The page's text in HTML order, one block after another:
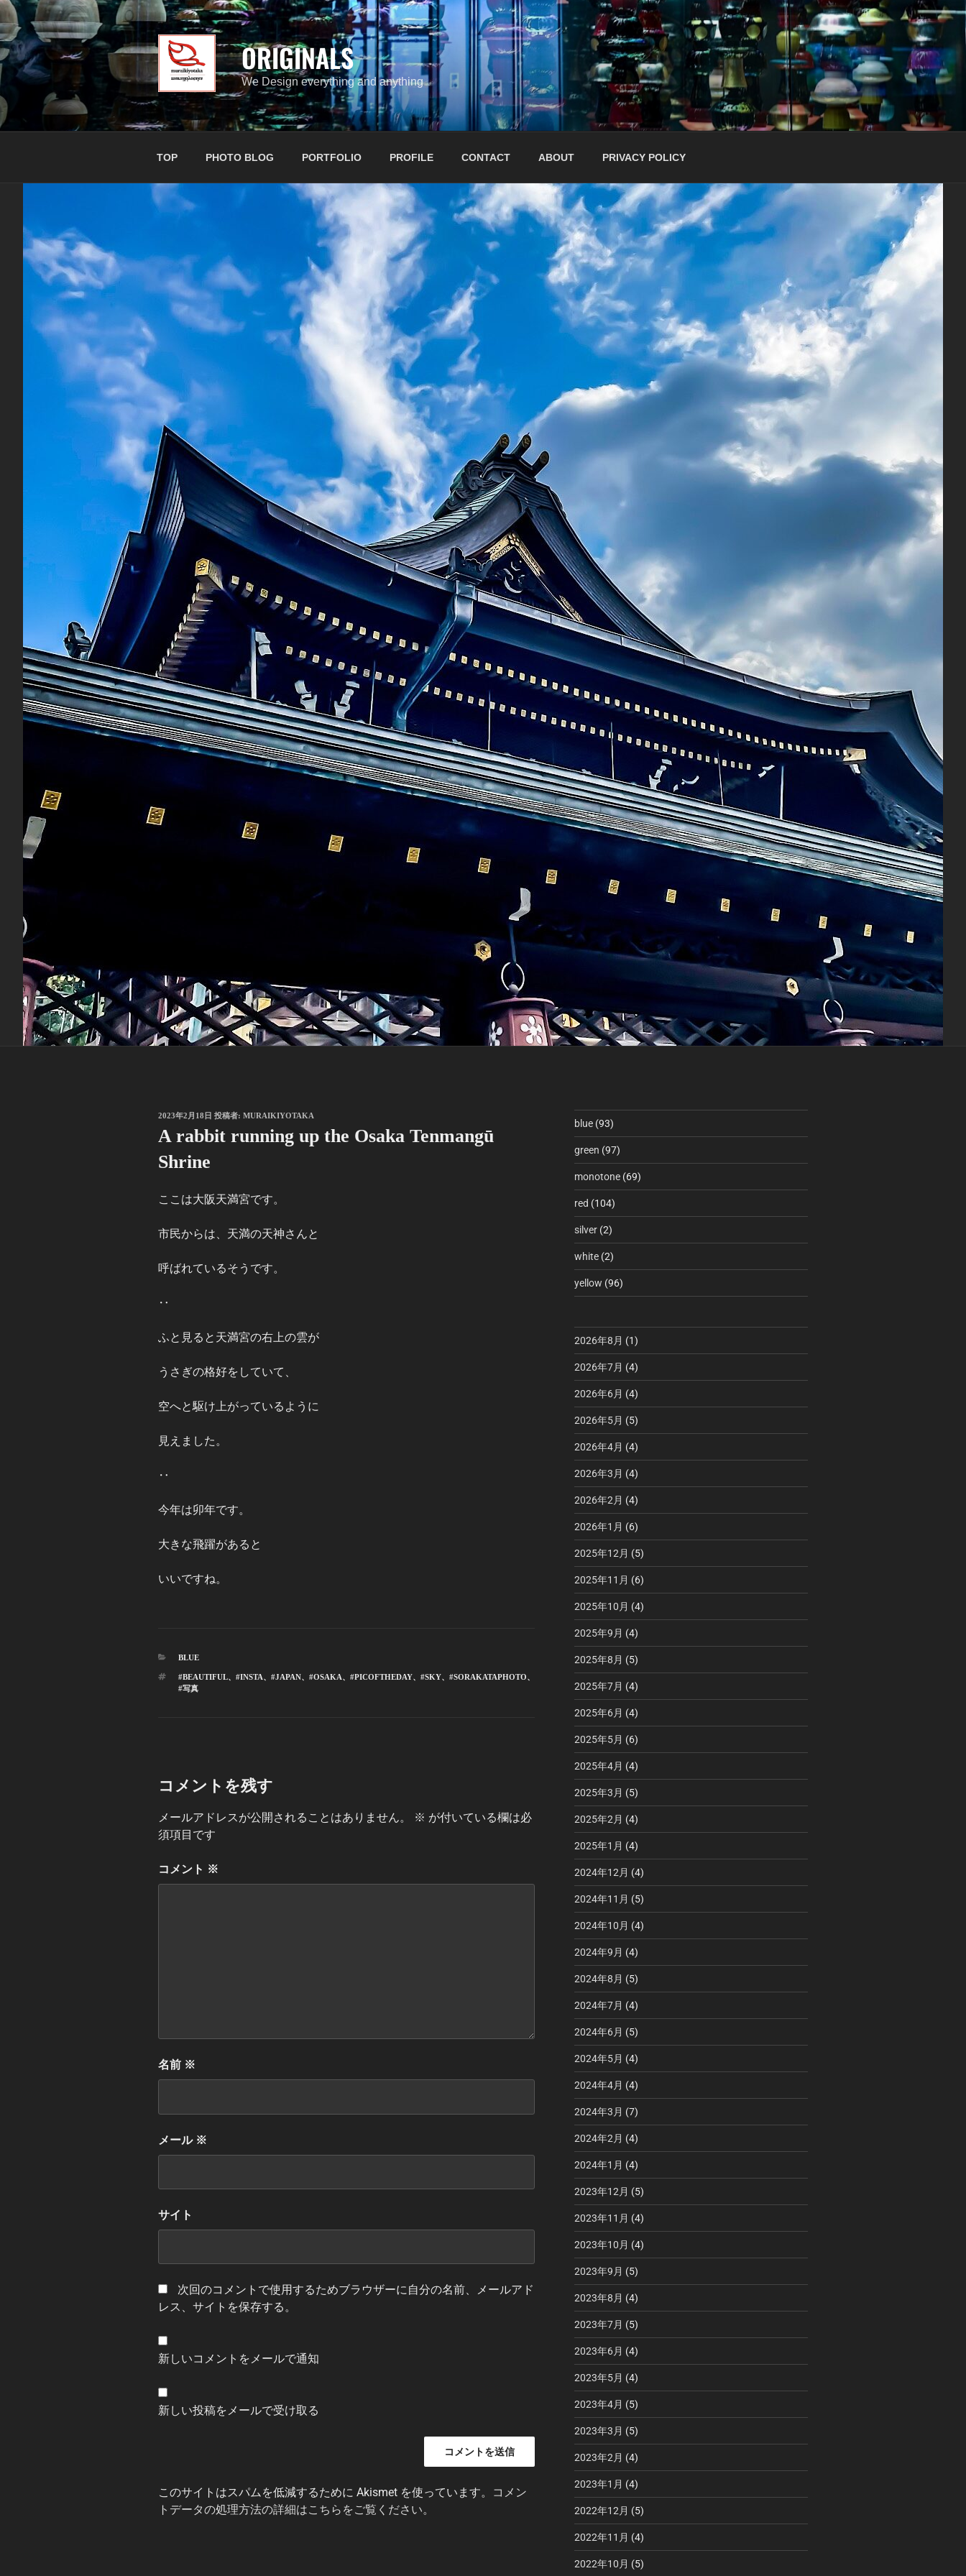
コ
ン
テ
ン
ツ
へ
ス
キ
ORIGINALS
We Design everything and anything
TOP PHOTO BLOG PORTFOLIO PROFILE CONTACT ABOUT PRIVACY POLICY
投
日:
2023年2月18日 投稿者: MURAIKIYOTAKA
A rabbit running up the Osaka Tenmangū
Shrine
ここは大阪天満宮です。
市民からは、天満の天神さんと
呼ばれているそうです。
‥
ふと見ると天満宮の右上の雲が
うさぎの格好をしていて、
空へと駆け上がっているように
見えました。
‥
今年は卯年です。
大きな飛躍があると
いいですね。
カ
ゴ
リ
BLUE
タ
グ
#BEAUTIFUL、 #INSTA、 #JAPAN、 #OSAKA、 #PICOFTHEDAY、 #SKY、 #SORAKATAPHOTO、
#写真
コメントを残す
メールアドレスが公開されることはありません。 ※ が付いている欄は必
須項目です
コメント ※
名前 ※
メール ※
サイト
次回のコメントで使用するためブラウザーに自分の名前、メールアド
レス、サイトを保存する。
新しいコメントをメールで通知
新しい投稿をメールで受け取る
このサイトはスパムを低減するために Akismet を使っています。
コメン
トデータの処理方法の詳細はこちらをご覧ください。
blue(93)
green (97)
monotone(69)
red (104)
silver(2)
white(2)
yellow (96)
2026年8月 (1)
2026年7月 (4)
2026年6月 (4)
2026年5月 (5)
2026年4月 (4)
2026年3月 (4)
2026年2月 (4)
2026年1月 (6)
2025年12月 (5)
2025年11月 (6)
2025年10月 (4)
2025年9月 (4)
2025年8月 (5)
2025年7月 (4)
2025年6月 (4)
2025年5月 (6)
2025年4月 (4)
2025年3月 (5)
2025年2月 (4)
2025年1月 (4)
2024年12月 (4)
2024年11月 (5)
2024年10月 (4)
2024年9月 (4)
2024年8月 (5)
2024年7月 (4)
2024年6月 (5)
2024年5月 (4)
2024年4月 (4)
2024年3月 (7)
2024年2月 (4)
2024年1月 (4)
2023年12月 (5)
2023年11月 (4)
2023年10月 (4)
2023年9月 (5)
2023年8月 (4)
2023年7月 (5)
2023年6月 (4)
2023年5月 (4)
2023年4月 (5)
2023年3月 (5)
2023年2月 (4)
2023年1月 (4)
2022年12月 (5)
2022年11月 (4)
2022年10月 (5)